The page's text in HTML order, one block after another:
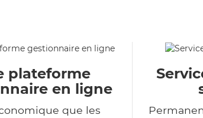
plateforme
en ligne
que les